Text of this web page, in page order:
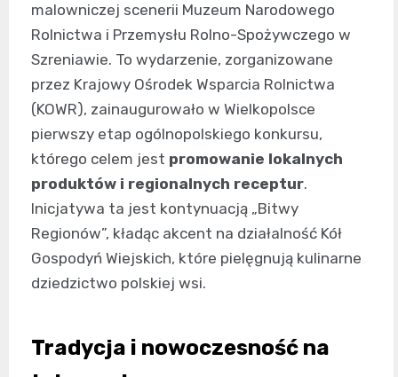
malowniczej scenerii Muzeum Narodowego
Rolnictwa i Przemysłu Rolno-Spożywczego w
Szreniawie. To wydarzenie, zorganizowane
przez Krajowy Ośrodek Wsparcia Rolnictwa
(KOWR), zainaugurowało w Wielkopolsce
pierwszy etap ogólnopolskiego konkursu,
którego celem jest promowanie lokalnych
produktów i regionalnych receptur.
Inicjatywa ta jest kontynuacją „Bitwy
Regionów”, kładąc akcent na działalność Kół
Gospodyń Wiejskich, które pielęgnują kulinarne
dziedzictwo polskiej wsi.
Tradycja i nowoczesność na